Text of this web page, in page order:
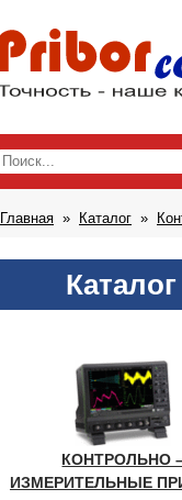
Главная Каталог
Каталог
КОНТРОЛЬНО
ИЗМЕРИТЕЛЬНЫЕ